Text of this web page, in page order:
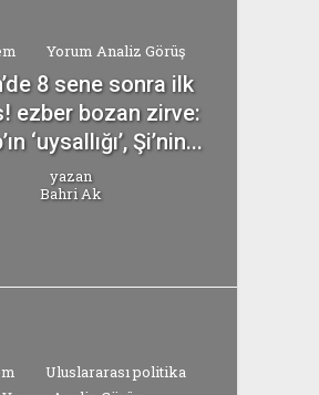
Yorum Analiz Görüş
8 sene sonra ilk
ezber bozan zirve:
‘uysallığı’, Şi’nin...
yazan
Bahri Ak
Uluslararası politika